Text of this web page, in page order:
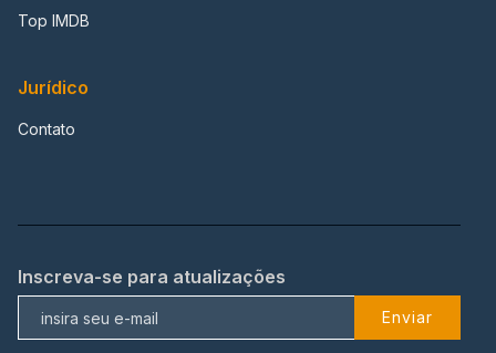
Top IMDB
Jurídico
Contato
Inscreva-se para atualizações
Enviar